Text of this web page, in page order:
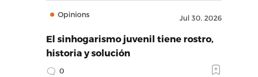
Opinions Jul 30, 2026
El sinhogarismo juvenil tiene rostro,
historia y solución
0